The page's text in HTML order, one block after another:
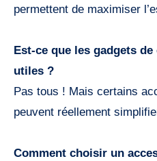
permettent de maximiser
Est-ce que les gadgets
utiles ?
Pas tous ! Mais certains
peuvent réellement
Comment choisir un